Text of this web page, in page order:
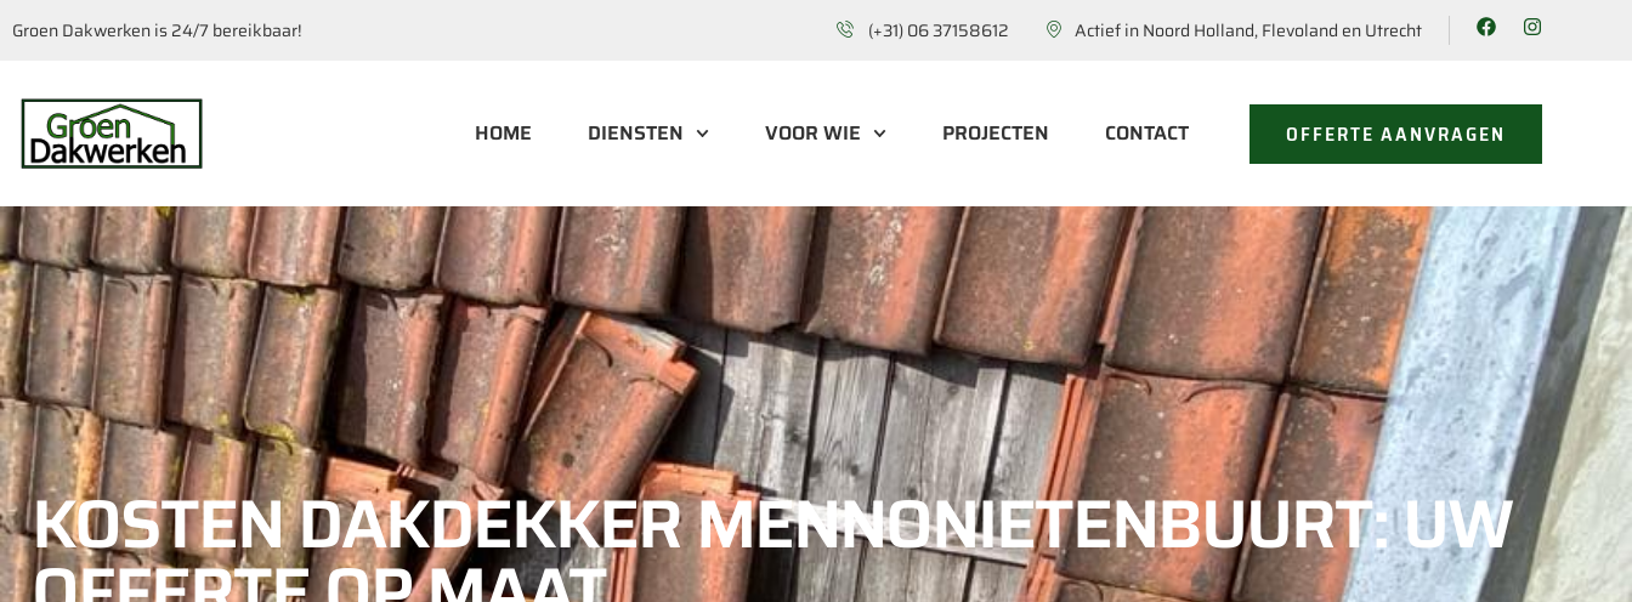
Groen Dakwerken is 24/7 bereikbaar! (+31) 06 37158612 Actief in Noord Holland, Flevoland en Utrecht
HOME DIENSTEN VOOR WIE PROJECTEN CONTACT OFFERTE AANVRAGEN
KOSTEN DAKDEKKER MENNONIETENBUURT: UW